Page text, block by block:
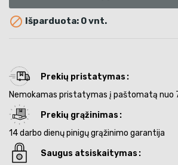
 Išparduota: 0 vnt.
Prekių pristatymas
Nemokamas pristatymas į paštomatą nuo
Prekių grąžinimas
14 darbo dienų pinigų grąžinimo garantija
Saugus atsiskaitymas